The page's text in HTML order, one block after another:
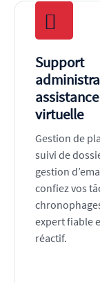
Support
assistance
virtuelle
Gestion de
suivi de
gestion
confiez vos
expert fiable
réactif.